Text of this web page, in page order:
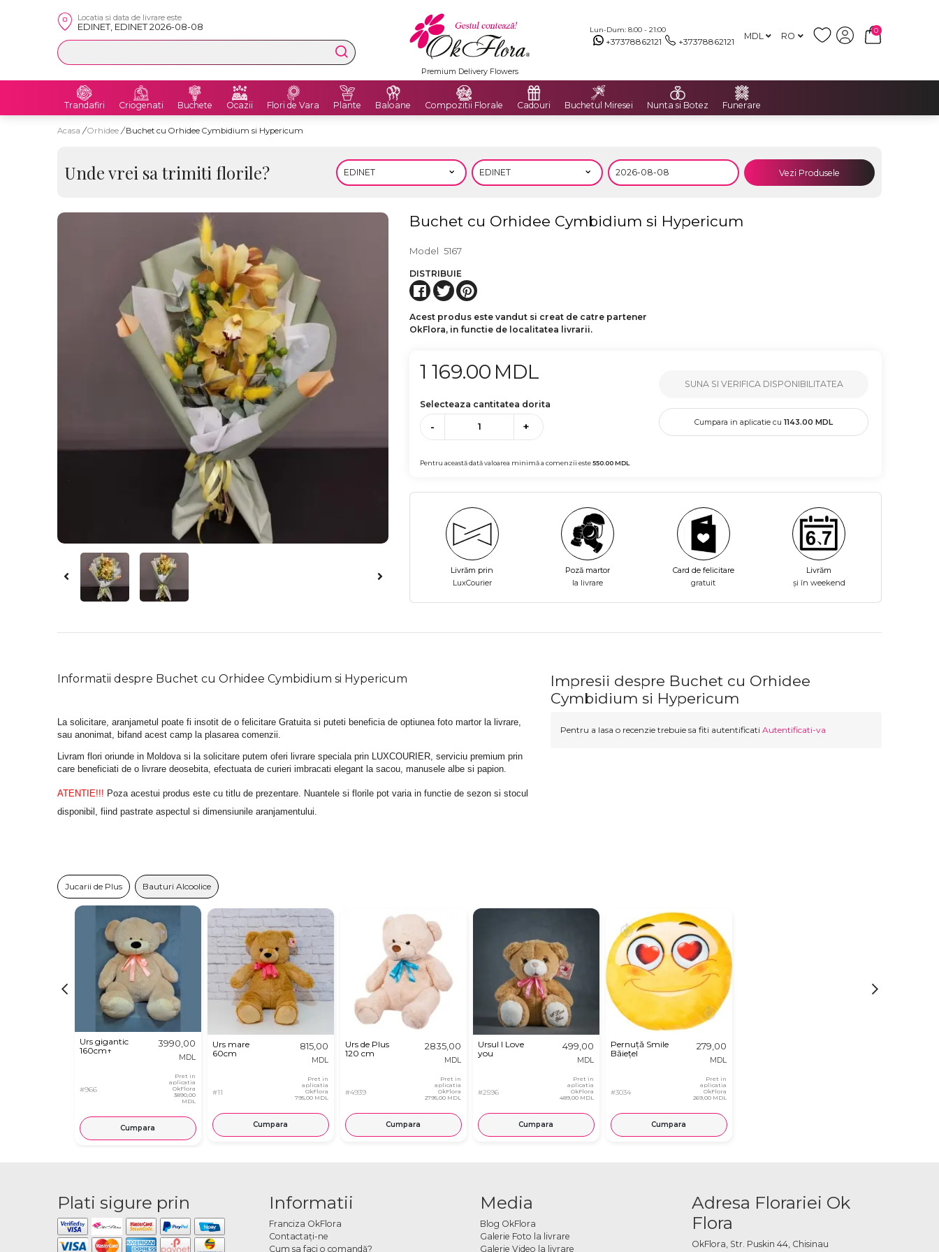
Locatia si data de livrare este
EDINET, EDINET 2026-08-08 Lun-Dum: 8:00 - 21:00
+37378862121 +37378862121 MDL RO
0
Premium Delivery Flowers
Trandafiri Criogenati Buchete Ocazii Flori de Vara Plante Baloane Compozitii Florale Cadouri Buchetul Miresei Nunta si Botez Funerare
Acasa / Orhidee / Buchet cu Orhidee Cymbidium si Hypericum
Unde vrei sa trimiti florile? Vezi Produsele
Buchet cu Orhidee Cymbidium si Hypericum
Model 5167
DISTRIBUIE
Acest produs este vandut si creat de catre partener
OkFlora, in functie de localitatea livrarii.
1 169.00 MDL
Selecteaza cantitatea dorita
- +
Pentru această dată valoarea minimă a comenzii este550.00MDL
SUNA SI VERIFICA DISPONIBILITATEA
Cumpara in aplicatie cu1143.00 MDL
Livrăm prin
LuxCourier
Poză martor
la livrare
Card de felicitare
gratuit
Livrăm
și în weekend
Informatii despre Buchet cu Orhidee Cymbidium si Hypericum
La solicitare, aranjametul poate fi insotit de o felicitare Gratuita si puteti beneficia de optiunea foto martor la livrare,
sau anonimat, bifand acest camp la plasarea comenzii.
Livram flori oriunde in Moldova si la solicitare putem oferi livrare speciala prin LUXCOURIER, serviciu premium prin
care beneficiati de o livrare deosebita, efectuata de curieri imbracati elegant la sacou, manusele albe si papion.
ATENTIE!!! Poza acestui produs este cu titlu de prezentare. Nuantele si florile pot varia in functie de sezon si stocul
disponibil, fiind pastrate aspectul si dimensiunile aranjamentului.
Impresii despre Buchet cu Orhidee
Cymbidium si Hypericum
Pentru a lasa o recenzie trebuie sa fiti autentificati Autentificati-va
Jucarii de Plus Bauturi Alcoolice
Urs gigantic
160cm↑
#966
3990,00
MDL
Pret in
aplicatia
OkFlora
3890,00
MDL
Cumpara
Urs mare
60cm
#11
815,00
MDL
Pret in
aplicatia
OkFlora
795,00 MDL
Cumpara
Urs de Plus
120 cm
#4939
2835,00
MDL
Pret in
aplicatia
OkFlora
2795,00 MDL
Cumpara
Ursul I Love
you
#2596
499,00
MDL
Pret in
aplicatia
OkFlora
489,00 MDL
Cumpara
Pernuță Smile
Băiețel
#3034
279,00
MDL
Pret in
aplicatia
OkFlora
269,00 MDL
Cumpara
Plati sigure prin Informatii
Franciza OkFlora
Contactaţi-ne
Cum sa faci o comandă?
Media
Blog OkFlora
Galerie Foto la livrare
Galerie Video la livrare
Adresa Florariei Ok
Flora
OkFlora, Str. Puskin 44, Chisinau